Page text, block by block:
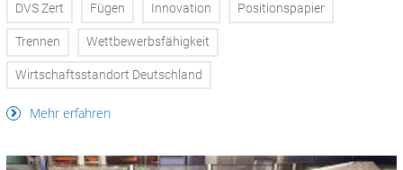
DVS Zert Fügen Innovation Positionspapier
Trennen Wettbewerbsfähigkeit
Wirtschaftsstandort Deutschland
Mehr erfahren